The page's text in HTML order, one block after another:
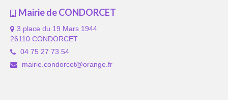
Mairie de CONDORCET
3 place du 19 Mars 1944
26110 CONDORCET
04 75 27 73 54
mairie.condorcet@orange.fr